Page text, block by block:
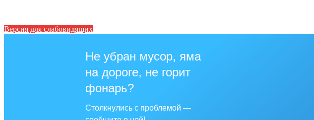
Версия для слабовидящих
Не убран мусор, яма
на дороге, не горит
фонарь?
Столкнулись с проблемой —